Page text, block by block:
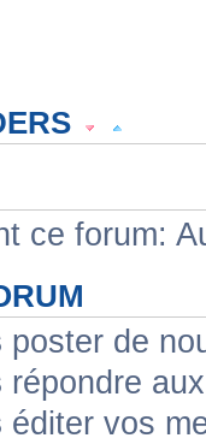
lu fermé dans lequel j'ai posté
Sujet non lu fermé dans
lue fermée dans laquelle
ce forum:
poster de
répondre
éditer vos